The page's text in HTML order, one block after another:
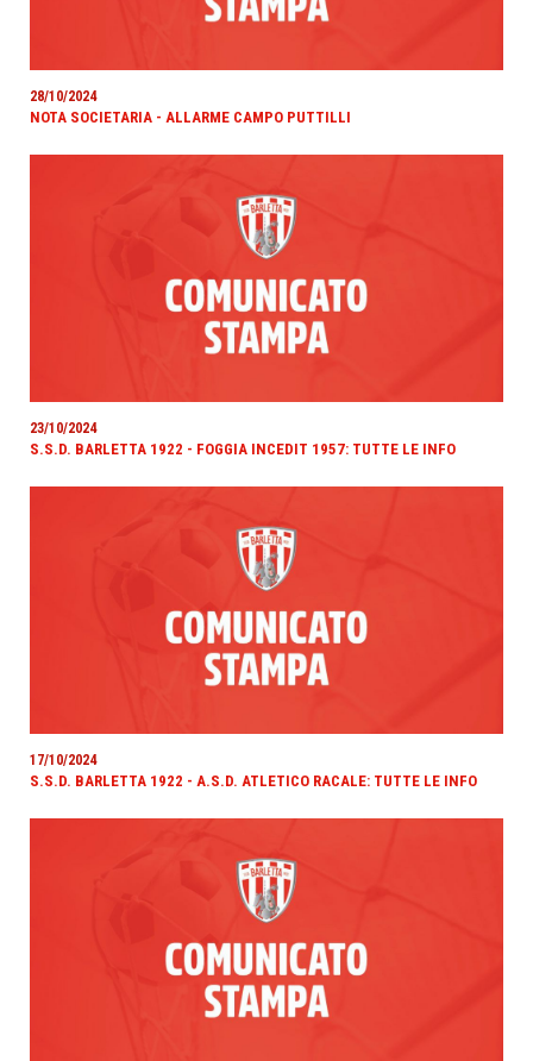
28/10/2024
NOTA SOCIETARIA - ALLARME CAMPO PUTTILLI
23/10/2024
S.S.D. BARLETTA 1922 - FOGGIA INCEDIT 1957: TUTTE LE INFO
17/10/2024
S.S.D. BARLETTA 1922 - A.S.D. ATLETICO RACALE: TUTTE LE INFO